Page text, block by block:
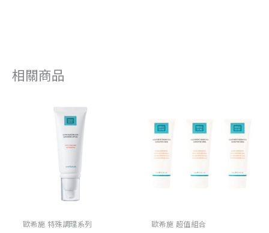
相關商品
歐希施 特殊調理系列
始
價
格：
NT$ 864。
歐希施 超值組合
價
格：
NT$ 3,600
價
格：
NT$ 3,060